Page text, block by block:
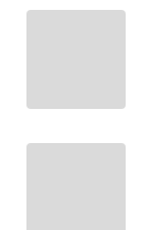
PAPUA